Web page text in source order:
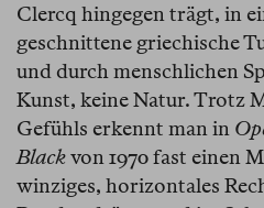
Clercq hingegen trägt, in
geschnittene griechische
und durch menschlichen
Kunst, keine Natur. Trotz
Gefühls erkennt man in
Blackvon 1970 fast einen
winziges, horizontales